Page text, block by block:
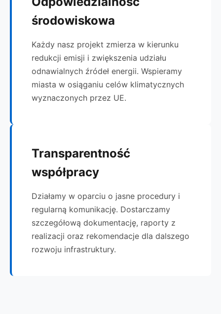
środowiskowa
Każdy nasz projekt zmierza w kierunku
redukcji emisji i zwiększenia udziału
odnawialnych źródeł energii. Wspieramy
miasta w osiąganiu celów klimatycznych
wyznaczonych przez UE.
Transparentność
współpracy
Działamy w oparciu o jasne procedury i
regularną komunikację. Dostarczamy
szczegółową dokumentację, raporty z
realizacji oraz rekomendacje dla dalszego
rozwoju infrastruktury.